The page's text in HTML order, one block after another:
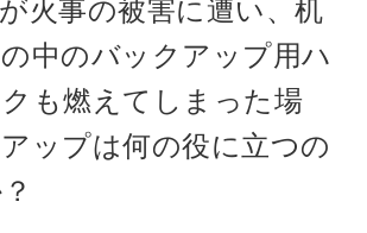
火事の被害に遭い、机
中のバックアップ用ハ
も燃えてしまった場
ップは何の役に立つの